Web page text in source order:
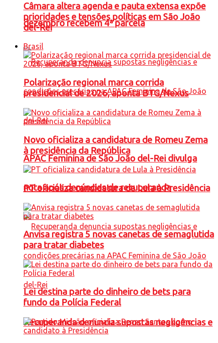
dezembro recebem 4ª parcela
APAC Feminina de São João del-Rei divulga
nota após denúncias de recuperanda
Recuperanda denuncia supostas negligências e
Câmara altera agenda e pauta extensa expõe
prioridades e tensões políticas em São João
del-Rei
Brasil
Polarização regional marca corrida
presidencial de 2026, aponta BTG/Nexus
Novo oficializa a candidatura de Romeu Zema
à presidência da República
PT oficializa candidatura de Lula à Presidência
Anvisa registra 5 novas canetas de semaglutida
para tratar diabetes
Lei destina parte do dinheiro de bets para
fundo da Polícia Federal